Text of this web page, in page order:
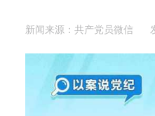
新闻来源：共产党员微信